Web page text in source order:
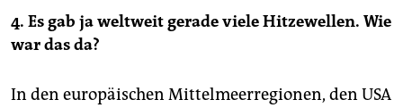
4. Es gab ja weltweit gerade viele Hitzewellen. Wie
war das da?
In den europäischen Mittelmeerregionen, den USA